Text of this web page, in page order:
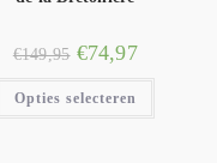
€149,95 €74,97
Opties selecteren